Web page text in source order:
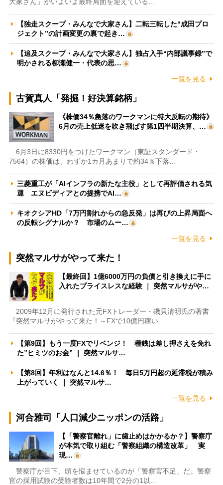
【独走スクープ・みんなで大家さん】二転三転した“成田プロ
ジェクト”の計画変更の裏で起き…
【追及スクープ・みんなで大家さん】独占入手“内部議事録”で
明かされる柳瀬健一・代表の思…
一覧を見る
古賀真人「発掘！好決算銘柄」
《株価34％急落のワークマンに特大反転の期待》
6月の売上低迷を吹き飛ばす第1四半期決算、…
6月3日に8330円をつけたワークマン（東証スタンダード・
7564）の株価は、わずか1カ月あまりで約34％下落…
三菱重工が「AIインフラの新たな主役」として再評価される気
運 エヌビディアとの提携でAI…
キオクシアHD「7万円割れからの急反発」は再びの上昇局面へ
の反転シグナルか？ 市場のムー…
一覧を見る
突然マルサがやって来た！
【最終回】1億6000万円の負債と引き換えに手に
入れたプライスレスな経験 ｜ 突然マルサがや…
2009年12月に発行された元FXトレーダー・磯貝清明氏の著書
『突然マルサがやって来た！～FXで10億円稼い…
【第9回】もう一度FXでリベンジ！ 種銭は差し押さえを免れ
た”ヒミツのお金” ｜ 突然マルサ…
【第8回】年利はなんと14.6％！ 毎日5万円超の延滞税が積み
上がっていく ｜ 突然マルサ…
一覧を見る
河合雅司「人口減少ニッポンの活路」
【「警察官離れ」に歯止めはかかるか？】警察庁
が本気で取り組む「警察組織の構造改革」 実
現…
警察庁が目下、頭を悩ませているのが「警察官不足」だ。警察
官の採用試験の受験者数は10年間で2分の1以…